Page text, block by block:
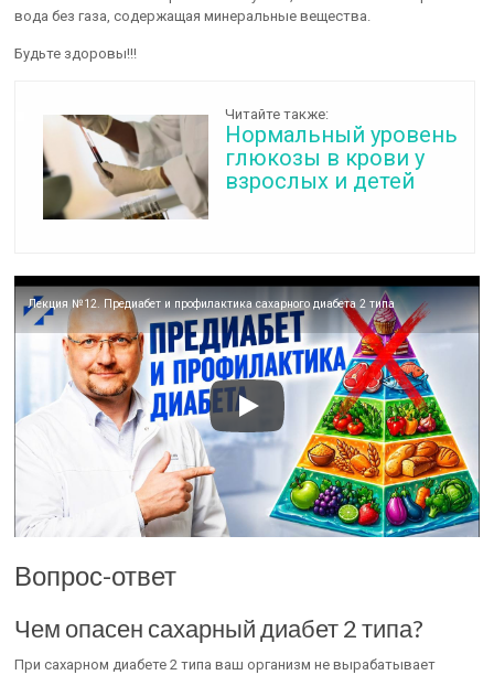
вода без газа, содержащая минеральные вещества.
Будьте здоровы!!!
Читайте также:
Нормальный уровень
глюкозы в крови у
взрослых и детей
Лекция №12. Предиабет и профилактика сахарного диабета 2 типа
Вопрос-ответ
Чем опасен сахарный диабет 2 типа?
При сахарном диабете 2 типа ваш организм не вырабатывает